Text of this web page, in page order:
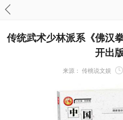
传统武术少林派系《佛汉
开出
来源： 传桃说文娱